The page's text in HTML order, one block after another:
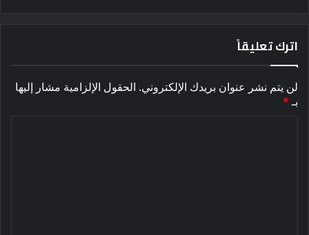
اترك تعليقاً
لن يتم نشر عنوان بريدك الإلكتروني. الحقول الإلزامية مشار إليها
بـ*